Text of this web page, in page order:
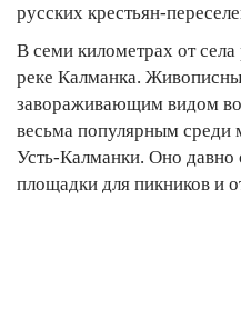
русских крестьян-
В семи километрах от села
реке Калманка.
завораживающим видом
весьма популярным среди
Усть-Калманки. Оно давно
площадки для пикников и